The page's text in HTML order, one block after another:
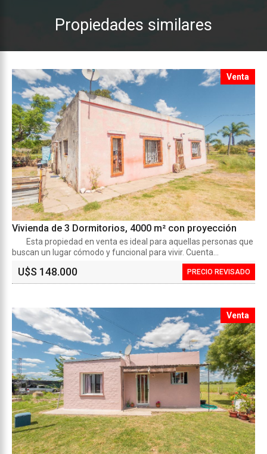
Propiedades similares
Venta
Vivienda de 3 Dormitorios, 4000 m² con proyección
Esta propiedad en venta es ideal para aquellas personas que
buscan un lugar cómodo y funcional para vivir. Cuenta...
PRECIO REVISADO
U$S 148.000
Venta